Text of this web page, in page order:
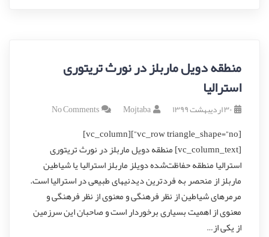
منطقه دویل ماربلز در نورث تریتوری
استرالیا
۳۰ اردیبهشت ۱۳۹۹ Mojtaba
No Comments
[vc_row triangle_shape=”no”][vc_column]
[vc_column_text] منطقه دویل ماربلز در نورث تریتوری
استرالیا منطقه‌ حفاظت‌شده‌ دویلز ماربلز استرالیا یا شیاطین
ماربلز از منحصر‌ به‌ فردترین دیدنیهای طبیعی در استرالیا است.
مرمرهای شیاطین از نظر فرهنگی و معنوی از نظر فرهنگی و
معنوی از اهمیت بسیاری برخوردار است و صاحبان این سرزمین
از یکی از…